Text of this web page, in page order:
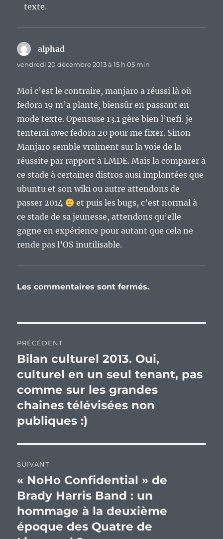
texte.
alphad
vendredi 20 décembre 2013 à 15 h 05 min
Moi c’est le contraire, manjaro a réussi là où
fedora 19 m’a planté, biensûr en passant en
mode texte. Opensuse 13.1 gère bien l’uefi. je
tenterai avec fedora 20 pour me fixer. Sinon
Manjaro semble vraiment sur la voie de la
réussite par rapport à LMDE. Mais la comparer à
ce stade à certaines distros ausi implantées que
ubuntu et son wiki ou autre attendons de
passer 2014
et puis les bugs, c’est normal à
ce stade de sa jeunesse, attendons qu’elle
gagne en expérience pour autant que cela ne
rende pas l’OS inutilisable.
Les commentaires sont fermés.
de
l’article
PRÉCÉDENT
Publication
précédente :
Bilan culturel 2013. Oui,
culturel en un seul tenant, pas
comme sur les grandes
chaines télévisées non
publiques :)
SUIVANT
Publication
suivante :
« NoHo Confidential » de
Brady Harris Band : un
hommage à la deuxième
époque des Quatre de